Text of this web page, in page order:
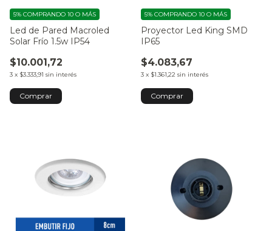
Led de Pared Macroled
Solar Frío 1.5w IP54
$10.001,72
3 x $3.333,91 sin interés
5% COMPRANDO 10 O MÁS
Proyector Led King SMD
IP65
$4.083,67
3 x $1.361,22 sin interés
5% COMPRANDO 10 O MÁS
Comprar